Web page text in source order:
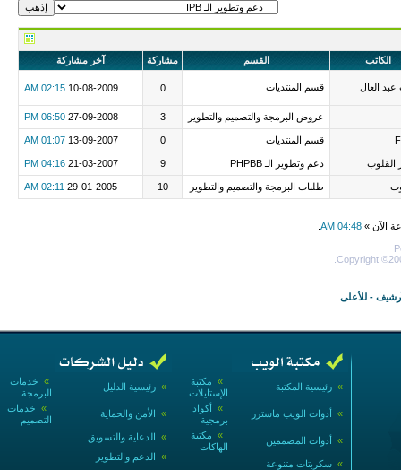
الكاتب القسم مشاركة آخر مشاركة
العال قسم المنتديات 0
10-08-2009
02:15 AM
عروض البرمجة والتصميم والتطوير 3
27-09-2008
06:50 PM
قسم المنتديات 0
13-09-2007
01:07 AM
القلوب دعم وتطوير الـ PHPBB 9
21-03-2007
04:16 PM
طلبات البرمجة والتصميم والتطوير 10
29-01-2005
02:11 AM
الآن » 04:48 AM
Copyright
- للأعلى
» خدمات
البرمجة
» رئيسية الدليل
» خدمات
التصميم
» الأمن والحماية
» الدعاية والتسويق
» الدعم والتطوير
» مكتبة
الإستايلات
» رئيسية المكتبة
» أكواد
برمجية
» أدوات الويب ماسترز
» مكتبة
الهاكات
» أدوات المصممين
» سكربتات متنوعة